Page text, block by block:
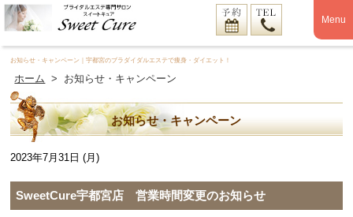
Menu
お知らせ・キャンペーン｜宇都宮のブラダイダルエステで痩身・ダイエット！
ホーム > お知らせ・キャンペーン
お知らせ・キャンペーン
2023年7月31日 (月)
SweetCure宇都宮店 営業時間変更のお知らせ